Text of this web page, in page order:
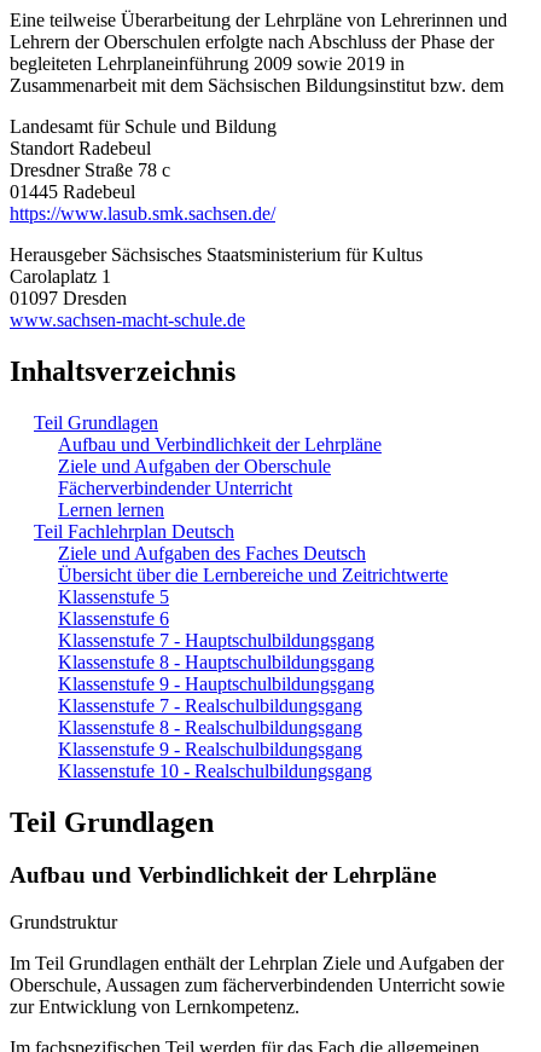
Eine teilweise Überarbeitung der Lehrpläne von Lehrerinnen und
Lehrern der Oberschulen erfolgte nach Abschluss der Phase der
begleiteten Lehrplaneinführung 2009 sowie 2019 in
Zusammenarbeit mit dem Sächsischen Bildungsinstitut bzw. dem
Landesamt für Schule und Bildung
Standort Radebeul
Dresdner Straße 78 c
01445 Radebeul
https://www.lasub.smk.sachsen.de/
Herausgeber Sächsisches Staatsministerium für Kultus
Carolaplatz 1
01097 Dresden
www.sachsen-macht-schule.de
Inhaltsverzeichnis
Teil Grundlagen
Aufbau und Verbindlichkeit der Lehrpläne
Ziele und Aufgaben der Oberschule
Fächerverbindender Unterricht
Lernen lernen
Teil Fachlehrplan Deutsch
Ziele und Aufgaben des Faches Deutsch
Übersicht über die Lernbereiche und Zeitrichtwerte
Klassenstufe 5
Klassenstufe 6
Klassenstufe 7 - Hauptschulbildungsgang
Klassenstufe 8 - Hauptschulbildungsgang
Klassenstufe 9 - Hauptschulbildungsgang
Klassenstufe 7 - Realschulbildungsgang
Klassenstufe 8 - Realschulbildungsgang
Klassenstufe 9 - Realschulbildungsgang
Klassenstufe 10 - Realschulbildungsgang
Teil Grundlagen
Aufbau und Verbindlichkeit der Lehrpläne
Grundstruktur
Im Teil Grundlagen enthält der Lehrplan Ziele und Aufgaben der
Oberschule, Aussagen zum fächerverbindenden Unterricht sowie
zur Entwicklung von Lernkompetenz.